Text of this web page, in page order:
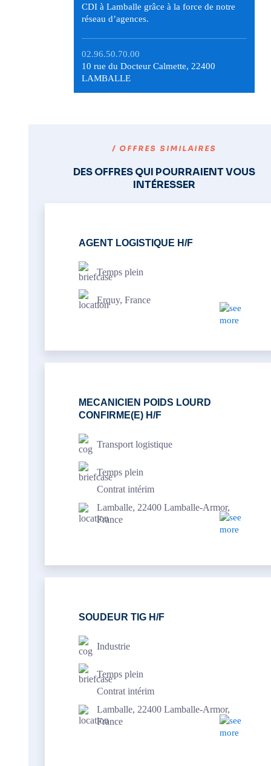
CDI à Lamballe grâce à la force de notre
réseau d’agences.
02.96.50.70.00
10 rue du Docteur Calmette, 22400
LAMBALLE
/ OFFRES SIMILAIRES
DES OFFRES QUI POURRAIENT VOUS
INTÉRESSER
AGENT LOGISTIQUE H/F
Temps plein
Erquy, France
MECANICIEN POIDS LOURD
CONFIRME(E) H/F
Transport logistique
Temps plein
Contrat intérim
Lamballe, 22400 Lamballe-Armor,
France
SOUDEUR TIG H/F
Industrie
Temps plein
Contrat intérim
Lamballe, 22400 Lamballe-Armor,
France